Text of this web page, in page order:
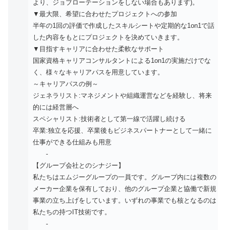
より、ジョブローテーションをしない場合もあります)。
▼最大限、希望に合わせたプロジェクトへの参加
半年の1回の評価で作成したスキルシートや定期的な1on1で話
した内容をもとにプロジェクトを決めていきます。
▼目指すキャリアに合わせた柔軟なサポート
国家資格キャリアコンサルタントによる1on1の実施だけでな
く、様々なキャリアパスを用意しています。
～キャリアパスの例～
ジェネラリスト:マネジメントや組織運営などを経験し、将来
的には経営層へ
スペシャリスト:技術者として第一線で活躍し続ける
卒業:独立を応援、卒業後もビジネスパートナーとして一緒に
仕事ができる仕組みも用意
-
【グループ会社とのシナジー】
私たちはエムジーグループの一員です。グループ内には複数の
メーカー企業を保有しており、他のグループ企業と協働で新規
事業の立ち上げをしています。いずれの事業でも核となるのは
私たちの持つIT技術です。
-